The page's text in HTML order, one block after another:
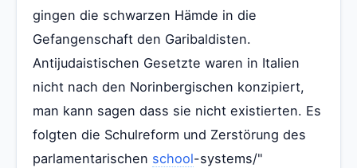
gingen die schwarzen Hämde in die
Gefangenschaft den Garibaldisten.
Antijudaistischen Gesetzte waren in Italien
nicht nach den Norinbergischen konzipiert,
man kann sagen dass sie nicht existierten. Es
folgten die Schulreform und Zerstörung des
parlamentarischen school-systems/"